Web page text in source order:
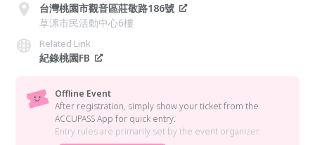
台灣桃園市觀音區莊敬路186號
草漯市民活動中心6樓
Related Link
紀錄桃園FB
Offline Event
After registration, simply show your ticket from the
ACCUPASS App for quick entry.
Entry rules are primarily set by the event organizer.